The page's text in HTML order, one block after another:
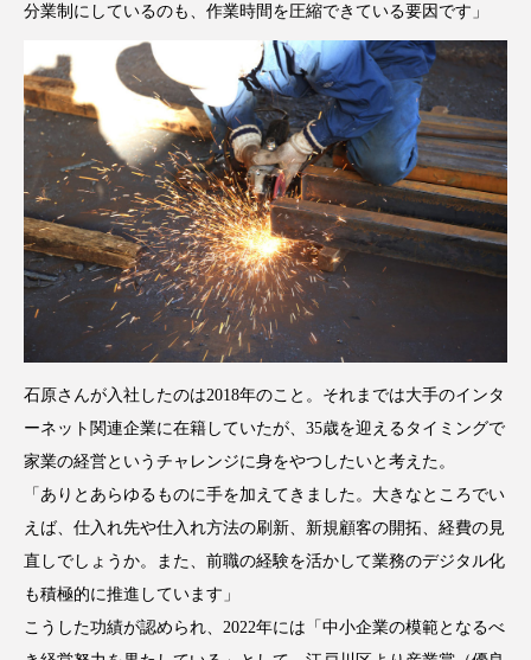
分業制にしているのも、作業時間を圧縮できている要因です」
石原さんが入社したのは2018年のこと。それまでは大手のインタ
ーネット関連企業に在籍していたが、35歳を迎えるタイミングで
家業の経営というチャレンジに身をやつしたいと考えた。
「ありとあらゆるものに手を加えてきました。大きなところでい
えば、仕入れ先や仕入れ方法の刷新、新規顧客の開拓、経費の見
直しでしょうか。また、前職の経験を活かして業務のデジタル化
も積極的に推進しています」
こうした功績が認められ、2022年には「中小企業の模範となるべ